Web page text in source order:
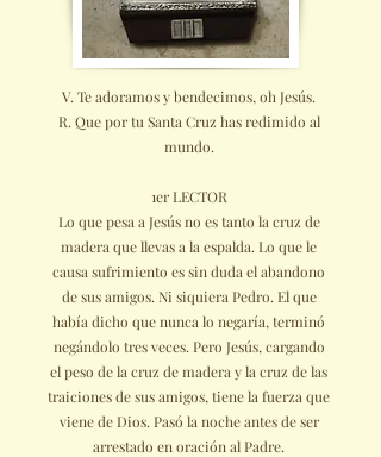
V. Te adoramos y bendecimos, oh Jesús.
R. Que por tu Santa Cruz has redimido al
mundo.
1er LECTOR
Lo que pesa a Jesús no es tanto la cruz de
madera que llevas a la espalda. Lo que le
causa sufrimiento es sin duda el abandono
de sus amigos. Ni siquiera Pedro. El que
había dicho que nunca lo negaría, terminó
negándolo tres veces. Pero Jesús, cargando
el peso de la cruz de madera y la cruz de las
traiciones de sus amigos, tiene la fuerza que
viene de Dios. Pasó la noche antes de ser
arrestado en oración al Padre.